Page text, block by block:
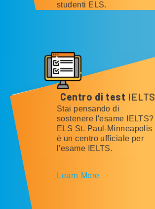
studenti ELS.
Centro di test IELTS
Stai pensando di
sostenere l'esame IELTS?
ELS St. Paul-Minneapolis
è un centro ufficiale per
l'esame IELTS.
Learn More